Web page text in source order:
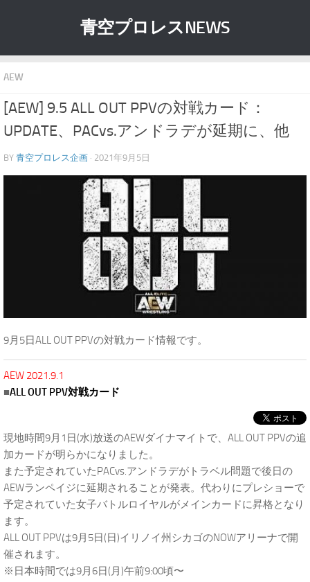
青空プロレスNEWS
AEW
[AEW] 9.5 ALL OUT PPVの対戦カード：
UPDATE、PACvs.アンドラデが延期に、他
BY 青空プロレス企画 · 2021年9月5日
9月5日ALL OUT PPVの対戦カード情報です。
AEW 2021.9.1
■ALL OUT PPV対戦カード
現地時間9月1日(水)放送のAEWダイナマイトで、ALL OUT PPVの追
加カードが明らかになりました。
また予定されていたPACvs.アンドラデがトラベル問題で後日の
AEWランペイジに延期されることが発表。代わりにプレショーで
予定されていた女子バトルロイヤルがメインカードに昇格となり
ます。
ALL OUT PPVは9月5日(日)イリノイ州シカゴのNOWアリーナで開
催されます。
※日本時間では9月6日(月)午前9:00頃〜